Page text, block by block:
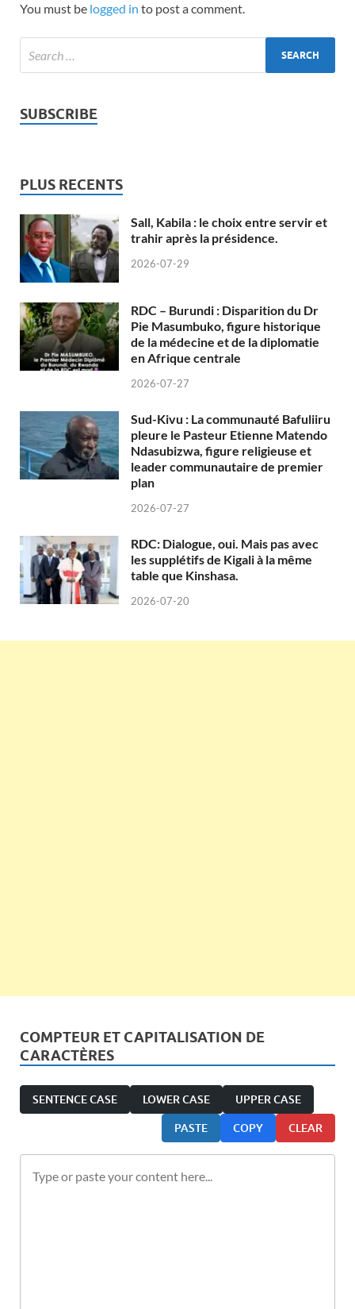
You must be logged in to post a comment.
SUBSCRIBE
PLUS RECENTS
Sall, Kabila : le choix entre servir et
trahir après la présidence.
2026-07-29
RDC – Burundi : Disparition du Dr
Pie Masumbuko, figure historique
de la médecine et de la diplomatie
en Afrique centrale
2026-07-27
Sud-Kivu : La communauté Bafuliiru
pleure le Pasteur Etienne Matendo
Ndasubizwa, figure religieuse et
leader communautaire de premier
plan
2026-07-27
RDC: Dialogue, oui. Mais pas avec
les supplétifs de Kigali à la même
table que Kinshasa.
2026-07-20
COMPTEUR ET CAPITALISATION DE
CARACTÈRES
SENTENCE CASE LOWER CASE UPPER CASE
PASTE COPY CLEAR